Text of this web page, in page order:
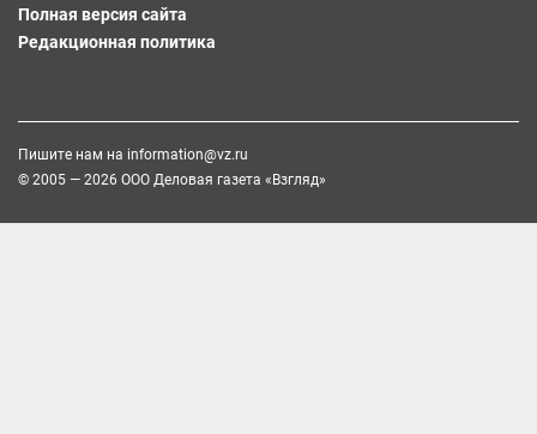
Полная версия сайта
Редакционная политика
Пишите нам на information@vz.ru
© 2005 — 2026 ООО Деловая газета «Взгляд»